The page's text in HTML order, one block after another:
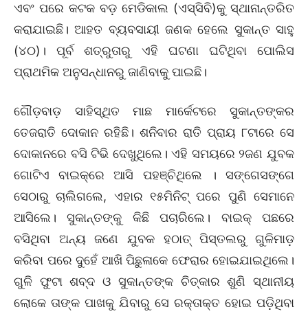
ଏବଂ ପରେ କଟକ ବଡ଼ ମେଡିକାଲ (ଏସ୍‌ସିବି)କୁ ସ୍ଥାନାନ୍ତରିତ
କରାଯାଇଛି। ଆହତ ବ୍ୟବସାୟୀ ଜଣକ ହେଲେ ସୁକାନ୍ତ ସାହୁ
(୪୦)। ପୂର୍ବ ଶତ୍ରୁତାରୁ ଏହି ଘଟଣା ଘଟିଥିବା ପୋଲିସ
ପ୍ରାଥମିକ ଅନୁସନ୍ଧାନରୁ ଜାଣିବାକୁ ପାଇଛି।
ଗୌଡ଼ବାଡ଼ ସାହିସ୍ଥିତ ମାଛ ମାର୍କେଟରେ ସୁକାନ୍ତଙ୍କର
ତେଜରାତି ଦୋକାନ ରହିଛି। ଶନିବାର ରାତି ପ୍ରାୟ ୮ଟାରେ ସେ
ଦୋକାନରେ ବସି ଟିଭି ଦେଖୁଥିଲେ। ଏହି ସମୟରେ ୨ଜଣ ଯୁବକ
ଗୋଟିଏ ବାଇକ୍‌ରେ ଆସି ପହଞ୍ଚିଥିଲେ । ସଙ୍ଗେସଙ୍ଗେ
ସେଠାରୁ ଚାଲିଗଲେ, ଏହାର ୧୫ମିନିଟ୍‌ ପରେ ପୁଣି ସେମାନେ
ଆସିଲେ। ସୁକାନ୍ତଙ୍କୁ କିଛି ପଚାରିଲେ। ବାଇକ୍‌ ପଛରେ
ବସିଥିବା ଅନ୍ୟ ଜଣେ ଯୁବକ ହଠାତ୍‌ ପିସ୍ତଲରୁ ଗୁଳିମାଡ଼
କରିବା ପରେ ଦୁହେଁ ଆଖି ପିଛୁଳାକେ ଫେରାର ହୋଇଯାଇଥିଲେ।
ଗୁଳି ଫୁଟା ଶବ୍ଦ ଓ ସୁକାନ୍ତଙ୍କ ଚିତ୍କାର ଶୁଣି ସ୍ଥାନୀୟ
ଲୋକେ ତାଙ୍କ ପାଖକୁ ଯିବାରୁ ସେ ରକ୍ତାକ୍ତ ହୋଇ ପଡ଼ିଥିବା